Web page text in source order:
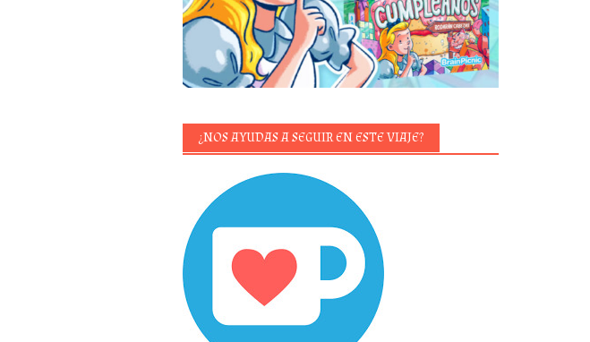
¿NOS AYUDAS A SEGUIR EN ESTE VIAJE?